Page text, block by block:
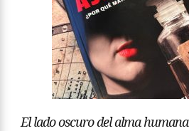
El lado oscuro del alma humana